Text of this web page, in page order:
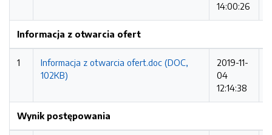
14:00:26
Informacja z otwarcia ofert
1
Informacja z otwarcia ofert.doc (DOC,
102KB)
2019-11-
04
12:14:38
Wynik postępowania